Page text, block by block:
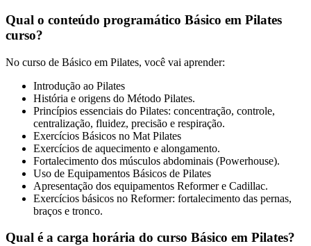
Qual o conteúdo programático Básico em Pilates
curso?
No curso de Básico em Pilates, você vai aprender:
Introdução ao Pilates
História e origens do Método Pilates.
Princípios essenciais do Pilates: concentração, controle,
centralização, fluidez, precisão e respiração.
Exercícios Básicos no Mat Pilates
Exercícios de aquecimento e alongamento.
Fortalecimento dos músculos abdominais (Powerhouse).
Uso de Equipamentos Básicos de Pilates
Apresentação dos equipamentos Reformer e Cadillac.
Exercícios básicos no Reformer: fortalecimento das pernas,
braços e tronco.
Qual é a carga horária do curso Básico em Pilates?